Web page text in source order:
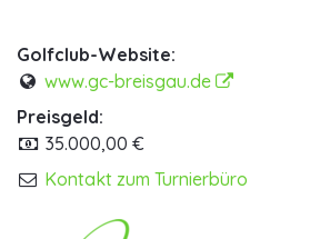
Golfclub-Website:
www.gc-breisgau.de
Preisgeld:
35.000,00 €
Kontakt zum Turnierbüro